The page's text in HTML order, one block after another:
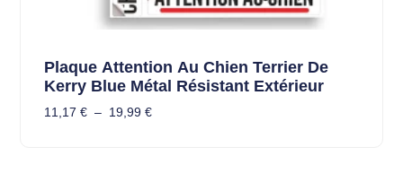
Plaque Attention Au Chien Terrier De
Kerry Blue Métal Résistant Extérieur
11,17 € – 19,99 €